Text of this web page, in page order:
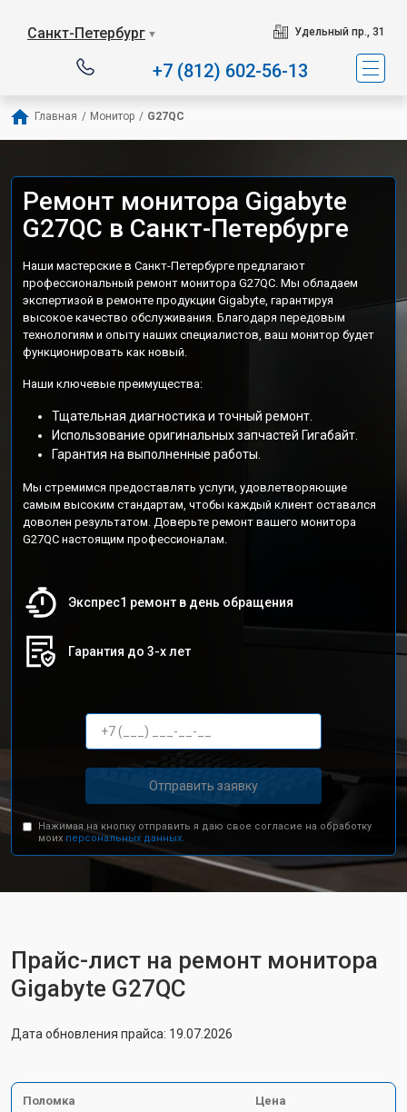
Санкт-Петербург ▼ Удельный пр., 31
+7 (812) 602-56-13
Главная / Монитор / G27QC
Ремонт монитора Gigabyte
G27QC в Санкт-Петербурге
Наши мастерские в Санкт-Петербурге предлагают
профессиональный ремонт монитора G27QC. Мы обладаем
экспертизой в ремонте продукции Gigabyte, гарантируя
высокое качество обслуживания. Благодаря передовым
технологиям и опыту наших специалистов, ваш монитор будет
функционировать как новый.
Наши ключевые преимущества:
Тщательная диагностика и точный ремонт.
Использование оригинальных запчастей Гигабайт.
Гарантия на выполненные работы.
Мы стремимся предоставлять услуги, удовлетворяющие
самым высоким стандартам, чтобы каждый клиент оставался
доволен результатом. Доверьте ремонт вашего монитора
G27QC настоящим профессионалам.
Экспрес1 ремонт в день обращения
Гарантия до 3-х лет
Отправить заявку
Нажимая на кнопку отправить я даю свое согласие на обработку
моих персональных данных.
Прайс-лист на ремонт монитора
Gigabyte G27QC
Дата обновления прайса: 19.07.2026
Поломка Цена